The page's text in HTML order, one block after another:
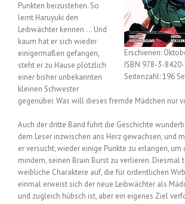
Erschienen:
ISBN 978-3-
Seitenzahl: 196
Punkten beizustehen. So
lernt Haruyuki den
Leibwächter kennen … Und
kaum hat er sich wieder
einigermaßen gefangen,
steht er zu Hause plötzlich
einer bisher unbekannten
kleinen Schwester
gegenüber. Was will dieses fremde Mädchen nur
Auch der dritte Band führt die Geschichte
dem Leser inzwischen ans Herz gewachsen, und
er versucht, wieder einige Punkte zu erlangen, um
mindern, seinen Brain Burst zu verlieren. Diesmal
weibliche Charaktere auf, die für ordentlichen
einmal erweist sich der neue Leibwächter als
und zugleich hübsch ist, aber ein eigenes Ziel